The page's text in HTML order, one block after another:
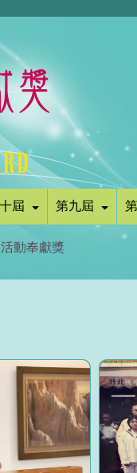
屆 第九屆
活動奉獻獎